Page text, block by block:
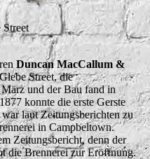
Duncan MacCallum &
Street, die
und der Bau fand in
konnte die erste Gerste
laut Zeitungsberichten zu
in Campbeltown.
Zeitungsbericht, denn der
die Brennerei zur Eröffnung.